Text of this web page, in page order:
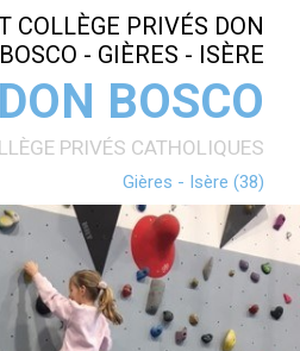
DON BOSCO
PRIVÉS CATHOLIQUES
Gières - Isère (38)